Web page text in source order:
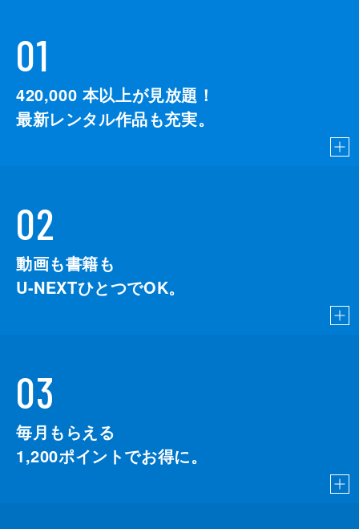
01
420,000 本以上が見放題！
最新レンタル作品も充実。
02
動画も書籍も
U-NEXTひとつでOK。
03
毎月もらえる
1,200ポイントでお得に。